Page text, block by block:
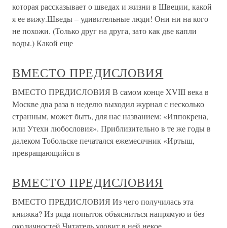
которая рассказывает о шведах и жизни в Швеции, какой
я ее вижу.Шведы – удивительные люди! Они ни на кого
не похожи. (Только друг на друга, зато как две капли
воды.) Какой еще
ВМЕСТО ПРЕДИСЛОВИЯ
ВМЕСТО ПРЕДИСЛОВИЯ В самом конце XVIII века в
Москве два раза в неделю выходил журнал с несколько
странным, может быть, для нас названием: «Иппокрена,
или Утехи любословия». Приблизительно в те же годы в
далеком Тобольске печатался ежемесячник «Иртыш,
превращающийся в
ВМЕСТО ПРЕДИСЛОВИЯ
ВМЕСТО ПРЕДИСЛОВИЯ Из чего получилась эта
книжка? Из ряда попыток объясниться напрямую и без
околичностей.Читатель уловит в ней некое